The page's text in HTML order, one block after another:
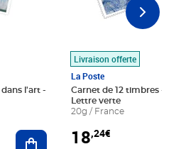
l'art -
Ajouter au panier
Livraison offerte
La Poste
Carnet de 12 timbres - Le
Lettre verte
20g / France
18,24€